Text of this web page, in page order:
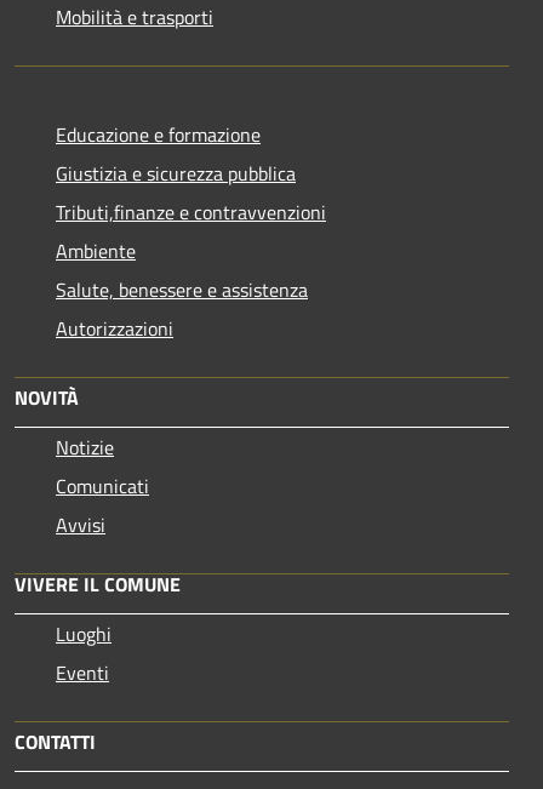
Mobilità e trasporti
Educazione e formazione
Giustizia e sicurezza pubblica
Tributi,finanze e contravvenzioni
Ambiente
Salute, benessere e assistenza
Autorizzazioni
NOVITÀ
Notizie
Comunicati
Avvisi
VIVERE IL COMUNE
Luoghi
Eventi
CONTATTI